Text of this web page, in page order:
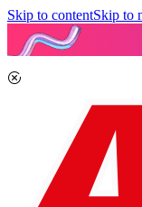
Skip to contentSkip to